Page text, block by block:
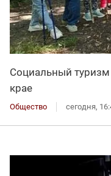
Социальный
крае
Общество сегодня,